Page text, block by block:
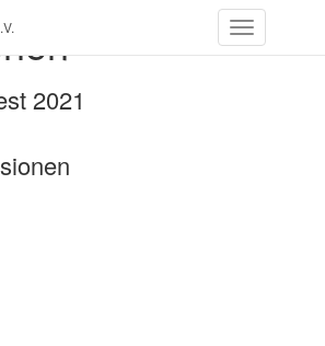
Toggle
2021